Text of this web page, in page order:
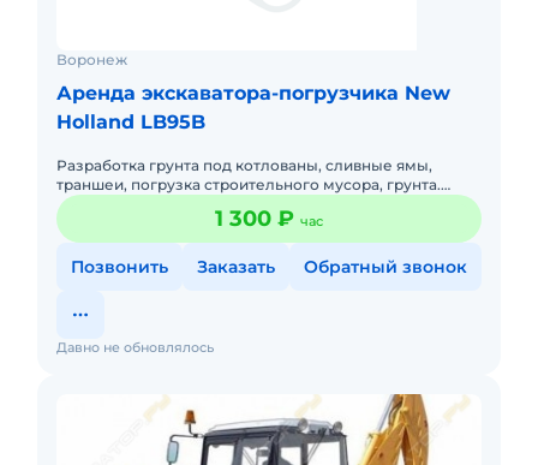
Воронеж
Аренда экскаватора-погрузчика New
Holland LB95B
Разработка грунта под котлованы, сливные ямы,
траншеи, погрузка строительного мусора, грунта.
Ковш погрузчика челюстной 1 м3, задний ковш 0,2 м3,
есть узкий ков
1 300 ₽ час
Позвонить Заказать Обратный звонок
Давно не обновлялось